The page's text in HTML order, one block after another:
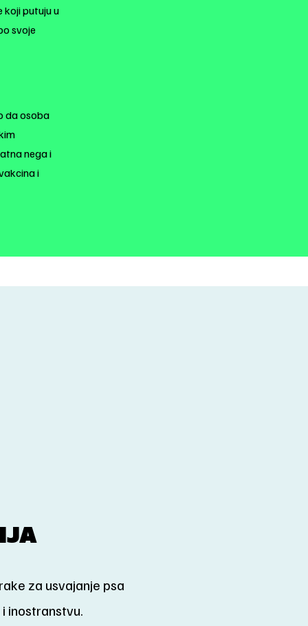
koji putuju u
svoje
da osoba
nega i
i
za usvajanje psa
inostranstvu.